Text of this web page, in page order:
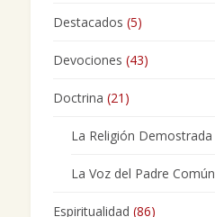
Destacados (5)
Devociones (43)
Doctrina (21)
La Religión Demostrada
La Voz del Padre Común
Espiritualidad (86)